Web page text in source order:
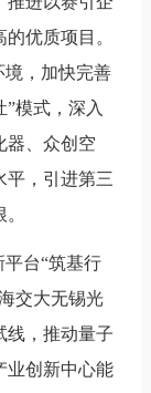
优质项目。
境，加快完善
模式，深入
器、众创空
平，引进第三
平台“筑基行
交大无锡光
线，推动量子
业创新中心能